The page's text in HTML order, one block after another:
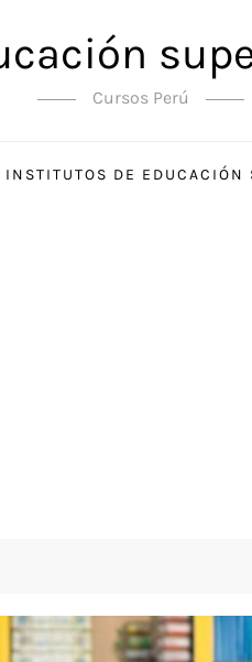
Cursos Perú
INSTITUTOS DE